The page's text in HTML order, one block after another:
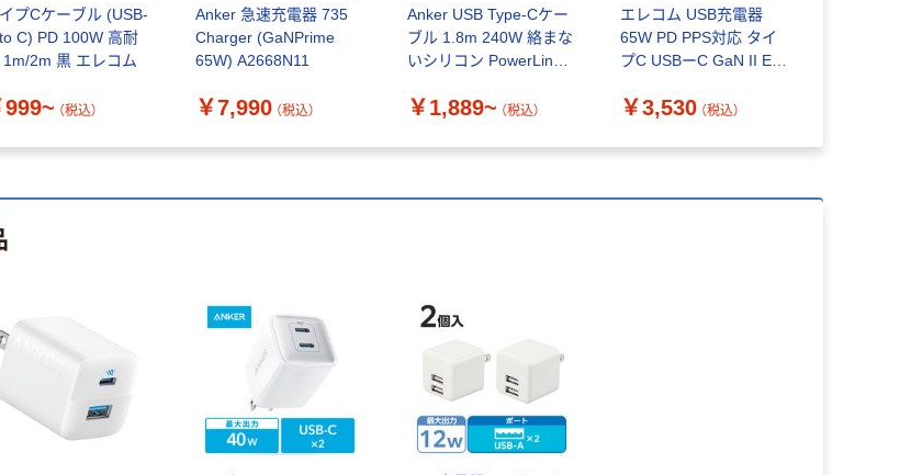
プCケーブル (USB-
C) PD 100W 高耐
1m/2m 黒 エレコム
999~ （税込）
Anker 急速充電器 735
Charger (GaNPrime
65W) A2668N11
￥7,990 （税込）
Anker USB Type-Cケー
ブル 1.8m 240W 絡まな
いシリコン PowerLine
￥1,889~ （税込）
エレコム USB充電器
65W PD PPS対応 タイ
プC USBーC GaN II EC-
￥3,530 （税込）